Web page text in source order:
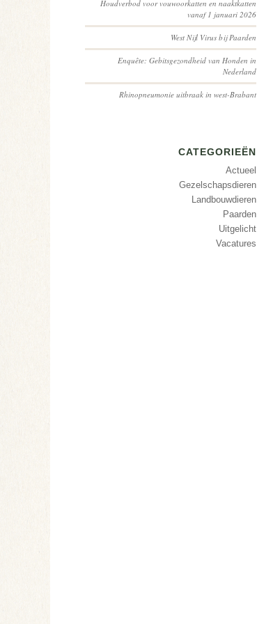
Houdverbod voor vouwoorkatten en naaktkatten
vanaf 1 januari 2026
West Nijl Virus bij Paarden
Enquête: Gebitsgezondheid van Honden in
Nederland
Rhinopneumonie uitbraak in west-Brabant
CATEGORIEËN
Actueel
Gezelschapsdieren
Landbouwdieren
Paarden
Uitgelicht
Vacatures